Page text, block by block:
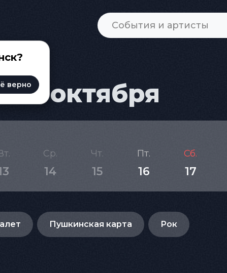
верно октября
Ср.
14
Чт.
15
Пт.
16
Сб.
17
Пушкинская карта Рок